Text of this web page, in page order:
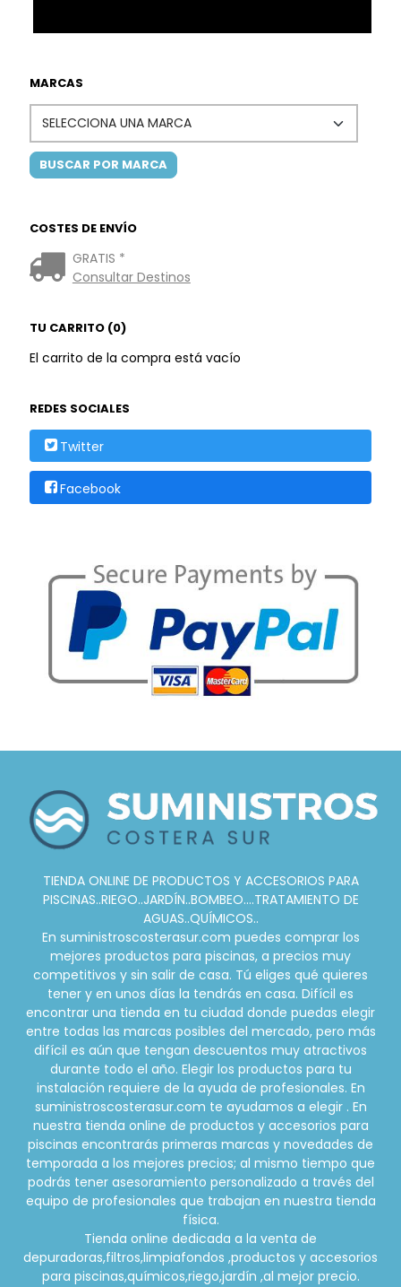
MARCAS
COSTES DE ENVÍO
GRATIS *
Consultar Destinos
TU CARRITO (0)
El carrito de la compra está vacío
REDES SOCIALES
Twitter
Facebook
TIENDA ONLINE DE PRODUCTOS Y ACCESORIOS PARA
PISCINAS..RIEGO..JARDÍN..BOMBEO....TRATAMIENTO DE
AGUAS..QUÍMICOS..
En suministroscosterasur.com puedes comprar los
mejores productos para piscinas, a precios muy
competitivos y sin salir de casa. Tú eliges qué quieres
tener y en unos días la tendrás en casa. Difícil es
encontrar una tienda en tu ciudad donde puedas elegir
entre todas las marcas posibles del mercado, pero más
difícil es aún que tengan descuentos muy atractivos
durante todo el año. Elegir los productos para tu
instalación requiere de la ayuda de profesionales. En
suministroscosterasur.com te ayudamos a elegir . En
nuestra tienda online de productos y accesorios para
piscinas encontrarás primeras marcas y novedades de
temporada a los mejores precios; al mismo tiempo que
podrás tener asesoramiento personalizado a través del
equipo de profesionales que trabajan en nuestra tienda
física.
Tienda online dedicada a la venta de
depuradoras,filtros,limpiafondos ,productos y accesorios
para piscinas,químicos,riego,jardín ,al mejor precio.